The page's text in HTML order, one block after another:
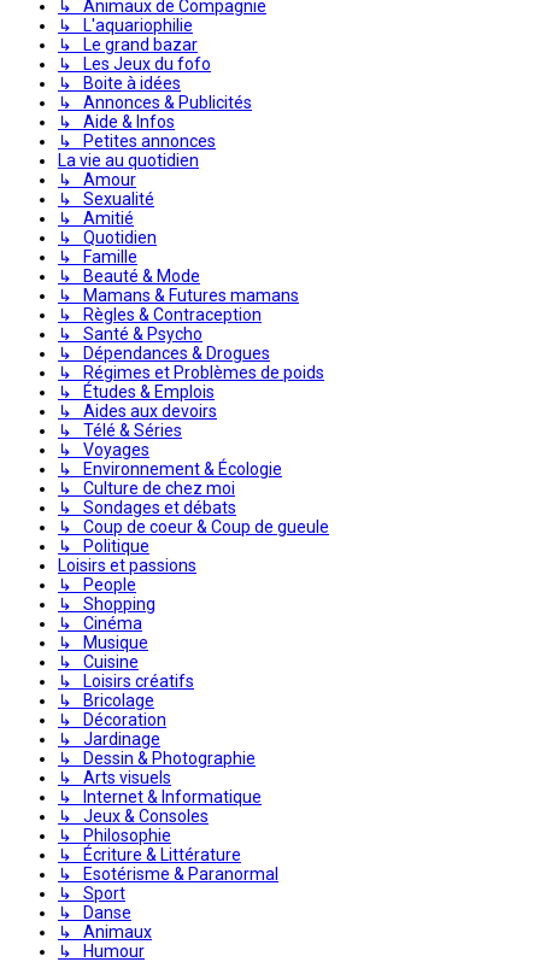
↳ Animaux de Compagnie
↳ L'aquariophilie
↳ Le grand bazar
↳ Les Jeux du fofo
↳ Boite à idées
↳ Annonces & Publicités
↳ Aide & Infos
↳ Petites annonces
La vie au quotidien
↳ Amour
↳ Sexualité
↳ Amitié
↳ Quotidien
↳ Famille
↳ Beauté & Mode
↳ Mamans & Futures mamans
↳ Règles & Contraception
↳ Santé & Psycho
↳ Dépendances & Drogues
↳ Régimes et Problèmes de poids
↳ Études & Emplois
↳ Aides aux devoirs
↳ Télé & Séries
↳ Voyages
↳ Environnement & Écologie
↳ Culture de chez moi
↳ Sondages et débats
↳ Coup de coeur & Coup de gueule
↳ Politique
Loisirs et passions
↳ People
↳ Shopping
↳ Cinéma
↳ Musique
↳ Cuisine
↳ Loisirs créatifs
↳ Bricolage
↳ Décoration
↳ Jardinage
↳ Dessin & Photographie
↳ Arts visuels
↳ Internet & Informatique
↳ Jeux & Consoles
↳ Philosophie
↳ Écriture & Littérature
↳ Esotérisme & Paranormal
↳ Sport
↳ Danse
↳ Animaux
↳ Humour